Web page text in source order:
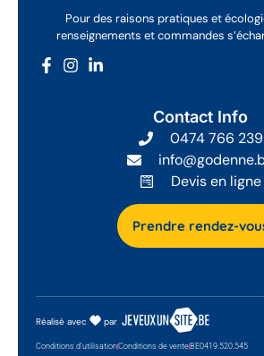
Pour des raisons pratiques et
renseignements et commandes
Contact Info
0474 766 239
Devis en ligne
Prendre rendez-
Conditions d'utilisationConditions de venteBE0419.520.545
Réalisé avec par